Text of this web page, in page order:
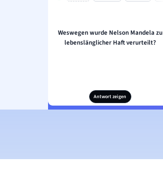
Weswegen wurde Nelson Mandela zu
lebenslänglicher Haft verurteilt?
Antwort zeigen